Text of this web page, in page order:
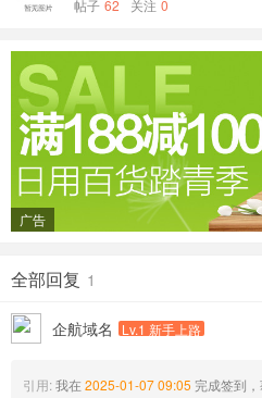
帖子 62 关注 0
广告
全部回复 1
企航域名 Lv.1 新手上路
引用: 我在 2025-01-07 09:05 完成签到，